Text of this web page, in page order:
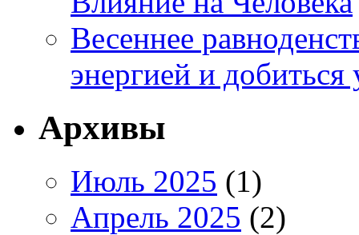
Весеннее
энергией и добиться
Архивы
Июль 2025 (1)
Апрель 2025 (2)